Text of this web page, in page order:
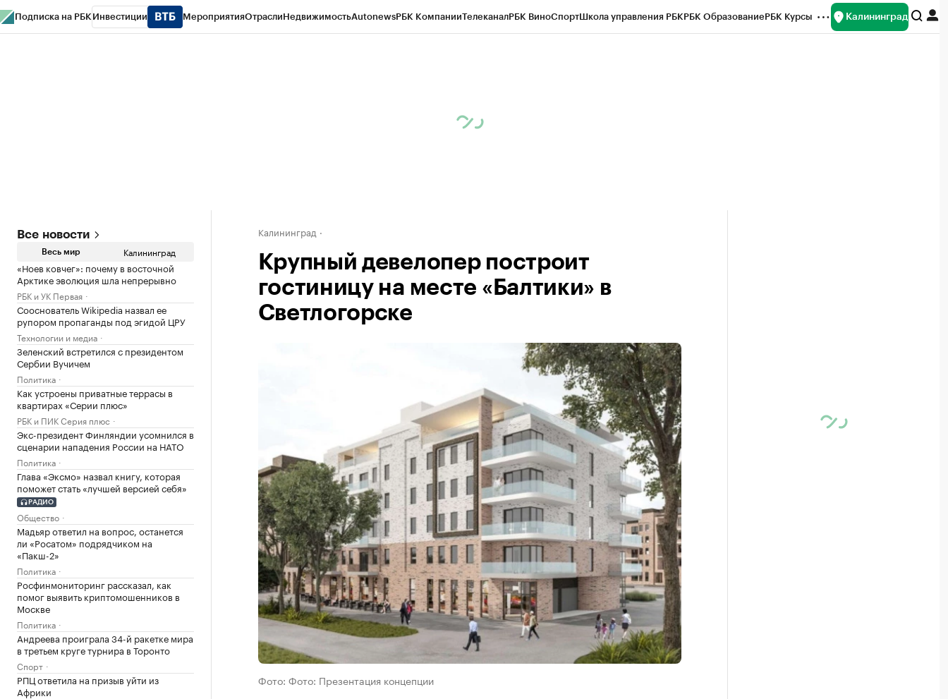
Подписка на РБК Инвестиции МероприятияОтраслиНедвижимостьAutonewsРБК КомпанииТелеканалРБК ВиноСпортШкола управления РБКРБК ОбразованиеРБК Курсы Калининград
Все новости
Весь мир Калининград
«Ноев ковчег»: почему в восточной
Арктике эволюция шла непрерывно
РБК и УК Первая
Сооснователь Wikipedia назвал ее
рупором пропаганды под эгидой ЦРУ
Технологии и медиа
Зеленский встретился с президентом
Сербии Вучичем
Политика
Как устроены приватные террасы в
квартирах «Серии плюс»
РБК и ПИК Серия плюс
Экс-президент Финляндии усомнился в
сценарии нападения России на НАТО
Политика
Глава «Эксмо» назвал книгу, которая
поможет стать «лучшей версией себя»
РАДИО
Общество
Мадьяр ответил на вопрос, останется
ли «Росатом» подрядчиком на
«Пакш-2»
Политика
Росфинмониторинг рассказал, как
помог выявить криптомошенников в
Москве
Политика
Андреева проиграла 34-й ракетке мира
в третьем круге турнира в Торонто
Спорт
РПЦ ответила на призыв уйти из
Африки
Калининград
Крупный девелопер построит
гостиницу на месте «Балтики» в
Светлогорске
Фото: Фото: Презентация концепции